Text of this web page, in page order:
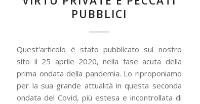
PUBBLICI
Quest'articolo è stato pubblicato sul nostro
sito il 25 aprile 2020, nella fase acuta della
prima ondata della pandemia. Lo riproponiamo
per la sua grande attualità in questa seconda
ondata del Covid, più estesa e incontrollata di